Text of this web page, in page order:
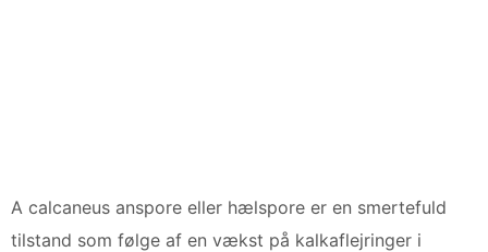
A calcaneus anspore eller hælspore er en smertefuld
tilstand som følge af en vækst på kalkaflejringer i